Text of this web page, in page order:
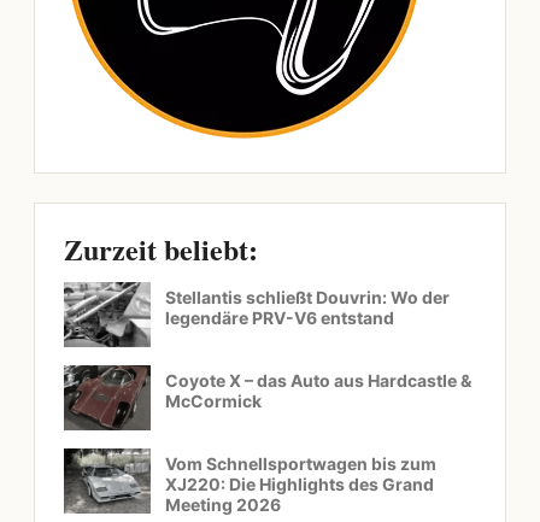
Zurzeit beliebt:
Stellantis schließt Douvrin: Wo der
legendäre PRV-V6 entstand
Coyote X – das Auto aus Hardcastle &
McCormick
Vom Schnellsportwagen bis zum
XJ220: Die Highlights des Grand
Meeting 2026